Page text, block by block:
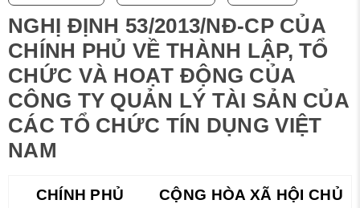
NGHỊ ĐỊNH 53/2013/NĐ-CP CỦA
CHÍNH PHỦ VỀ THÀNH LẬP, TỔ
CHỨC VÀ HOẠT ĐỘNG CỦA
CÔNG TY QUẢN LÝ TÀI SẢN CỦA
CÁC TỔ CHỨC TÍN DỤNG VIỆT
NAM
CHÍNH PHỦ
CỘNG HÒA XÃ HỘI CHỦ